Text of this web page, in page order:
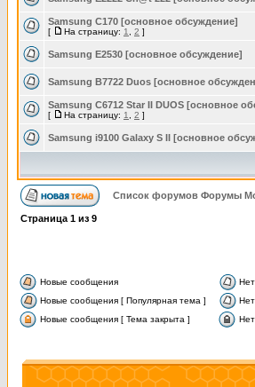
Samsung C170 [основное обсуждение]
[ На страницу: 1 2 ]
Samsung E2530 [основное обсуждение]
Samsung B7722 Duos [основное
Samsung C6712 Star II DUOS [основное
[ На страницу: 1 2 ]
Samsung i9100 Galaxy S II [основное
Список форумов Форумы
Страница 1 из 9
Новые сообщения
Новые сообщения [ Популярная тема ]
Новые сообщения [ Тема закрыта ]